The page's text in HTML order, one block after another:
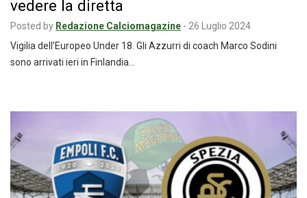
vedere la diretta
Posted by Redazione Calciomagazine - 26 Luglio 2024
Vigilia dell’Europeo Under 18. Gli Azzurri di coach Marco Sodini
sono arrivati ieri in Finlandia…